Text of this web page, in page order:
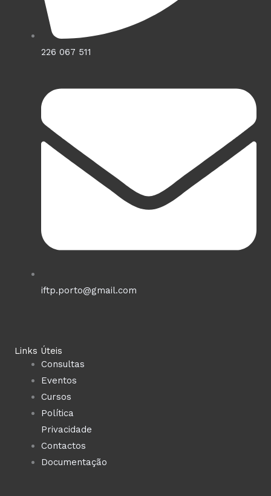
226 067 511
iftp.porto@gmail.com
Links Úteis
Consultas
Eventos
Cursos
Política
Privacidade
Contactos
Documentação